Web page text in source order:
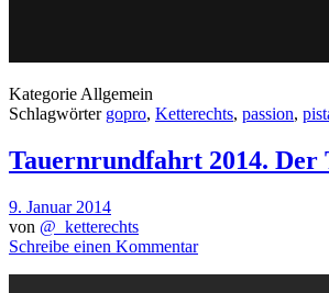
Kategorie Allgemein
Schlagwörter gopro, Ketterechts, passion,
Tauernrundfahrt 2014. Der
9. Januar 2014
von @_ketterechts
Schreibe einen Kommentar